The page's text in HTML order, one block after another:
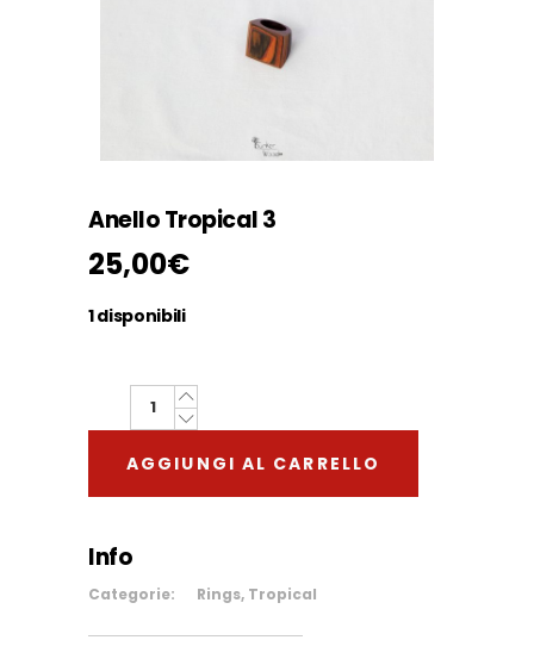
Anello Tropical 3
25,00€
1 disponibili
Anello
Tropical
3
quantity
AGGIUNGI AL CARRELLO
Info
Categorie: Rings, Tropical